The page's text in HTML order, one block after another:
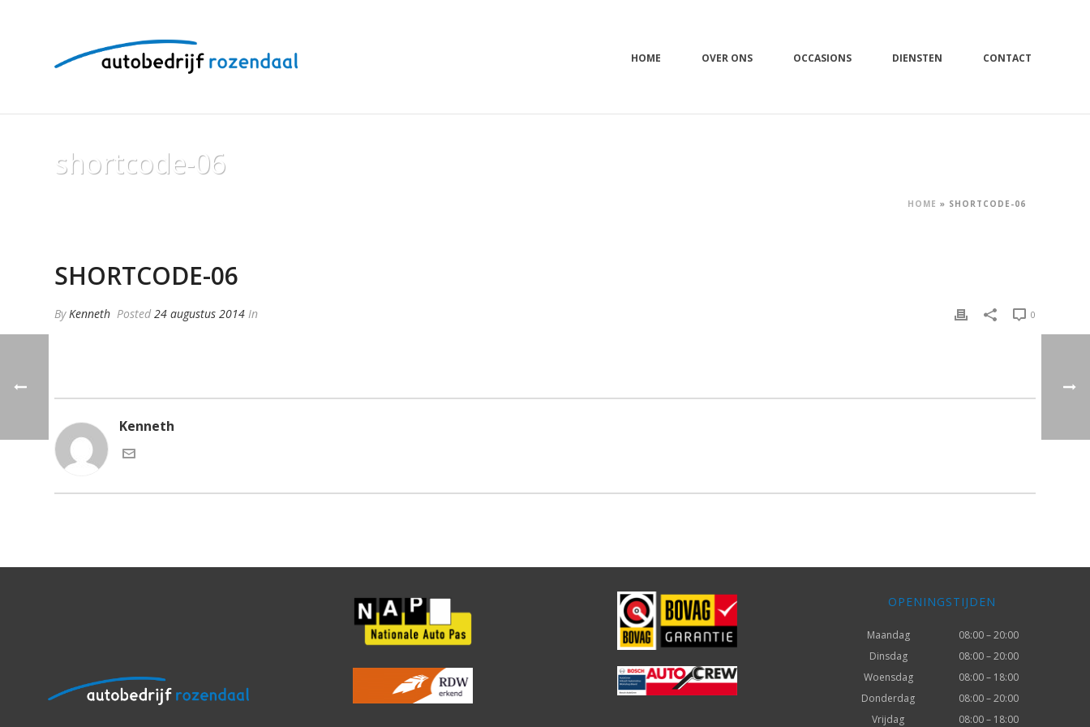
HOME OVER ONS OCCASIONS DIENSTEN CONTACT
shortcode-06
HOME » SHORTCODE-06
SHORTCODE-06
ByKenneth Posted 24 augustus 2014 In 0
Kenneth
OPENINGSTIJDEN
Maandag
08:00 – 20:00
Dinsdag
08:00 – 20:00
Woensdag
08:00 – 18:00
Donderdag
08:00 – 20:00
Vrijdag
08:00 – 18:00